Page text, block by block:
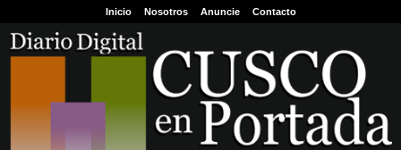
Inicio Nosotros Anuncie Contacto